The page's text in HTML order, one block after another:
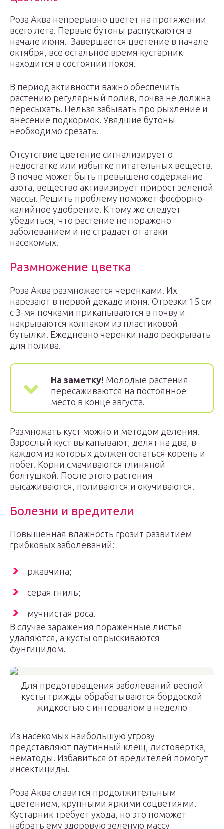
Роза Аква непрерывно цветет на протяжении
всего лета. Первые бутоны распускаются в
начале июня. Завершается цветение в начале
октября, все остальное время кустарник
находится в состоянии покоя.
В период активности важно обеспечить
растению регулярный полив, почва не должна
пересыхать. Нельзя забывать про рыхление и
внесение подкормок. Увядшие бутоны
необходимо срезать.
Отсутствие цветение сигнализирует о
недостатке или избытке питательных веществ.
В почве может быть превышено содержание
азота, вещество активизирует прирост зеленой
массы. Решить проблему поможет фосфорно-
калийное удобрение. К тому же следует
убедиться, что растение не поражено
заболеванием и не страдает от атаки
насекомых.
Размножение цветка
Роза Аква размножается черенками. Их
нарезают в первой декаде июня. Отрезки 15 см
с 3-мя почками прикапываются в почву и
накрываются колпаком из пластиковой
бутылки. Ежедневно черенки надо раскрывать
для полива.
На заметку! Молодые растения
пересаживаются на постоянное
место в конце августа.
Размножать куст можно и методом деления.
Взрослый куст выкапывают, делят на два, в
каждом из которых должен остаться корень и
побег. Корни смачиваются глиняной
болтушкой. После этого растения
высаживаются, поливаются и окучиваются.
Болезни и вредители
Повышенная влажность грозит развитием
грибковых заболеваний:
ржавчина;
серая гниль;
мучнистая роса.
В случае заражения пораженные листья
удаляются, а кусты опрыскиваются
фунгицидом.
Для предотвращения заболеваний весной
кусты трижды обрабатываются бордоской
жидкостью с интервалом в неделю
Из насекомых наибольшую угрозу
представляют паутинный клещ, листовертка,
нематоды. Избавиться от вредителей помогут
инсектициды.
Роза Аква славится продолжительным
цветением, крупными яркими соцветиями.
Кустарник требует ухода, но это поможет
набрать ему здоровую зеленую массу